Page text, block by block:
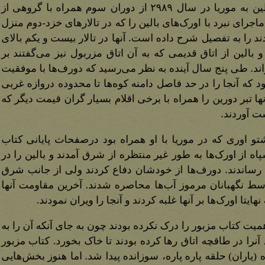
(سرگذشت
بالین
در
موریا)
منظور سرگذشت‌نامه بازگشت بالین به موریا در سال ۲۹۸۹ از دوران سوم همراه با گروهی از
نبرد با اورک‌های بالین را که در تالارهای خزد-دوم منزل
را به تفصیل شرح داده است. آنها در تالار بیست و یکم بالای
از اتاق قدیمی که به آن اتاق مزربول نیز می‌گفتند بر
طی پنج سال آینده به نظر می‌رسید که دورف‌ها با موفقیت
که آنجا را در حد فاصل دامنه کوه‌ها تا محدوده دروازه غربی
تبر دورین را همراه با برخی اقلام بسیار گران قیمت دیگر که
آوردند.
اوری که در موریا با او همراه بود درصفحات پایانی کتاب
از اورک‌ها به طور غیر منتظره از شرق آمدند و بالین را در
دورف‌ها از خودشان دفاع کردند ولی از جانب شرق
نگهبانان مرموز آب‌ها محاصره شدند. آخرین مقاومت آنها
اورک‌ها بر آنها غلبه کردند و آنجا را ویران نمودند.
کتاب مزبور را درک نکرده بودند چون به جای آنکه آن را به
آنرا در طاقچه اتاق رها کرده بودند تا خاک بخورد. کتاب مزبور
حلقه پاره پاره، سوزانده پیدا شد. اما هنوز بخش‌هایی